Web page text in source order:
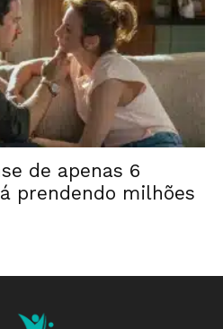
de apenas 6
prendendo milhões